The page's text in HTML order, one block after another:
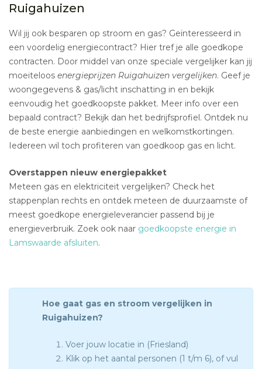
Ruigahuizen
Wil jij ook besparen op stroom en gas? Geïnteresseerd in
een voordelig energiecontract? Hier tref je alle goedkope
contracten. Door middel van onze speciale vergelijker kan jij
moeiteloos energieprijzen Ruigahuizen vergelijken. Geef je
woongegevens & gas/licht inschatting in en bekijk
eenvoudig het goedkoopste pakket. Meer info over een
bepaald contract? Bekijk dan het bedrijfsprofiel. Ontdek nu
de beste energie aanbiedingen en welkomstkortingen.
Iedereen wil toch profiteren van goedkoop gas en licht.
Overstappen nieuw energiepakket
Meteen gas en elektriciteit vergelijken? Check het
stappenplan rechts en ontdek meteen de duurzaamste of
meest goedkope energieleverancier passend bij je
energieverbruik. Zoek ook naar goedkoopste energie in
Lamswaarde afsluiten.
Hoe gaat gas en stroom vergelijken in
Ruigahuizen?
Voer jouw locatie in (Friesland)
Klik op het aantal personen (1 t/m 6), of vul